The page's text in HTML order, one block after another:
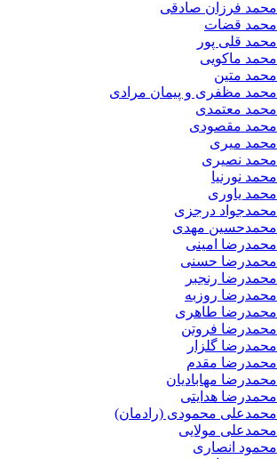
محمد فرزان صادقی
محمد قضات
محمد قلی پور
محمد ماکویی
محمد متین
محمد مظفری و پیمان مرادی
محمد معتمدی
محمد مقصودی
محمد میری
محمد نصیری
محمد نورنیا
محمد یاوری
محمدجواد درجزی
محمدحسین مهدی
محمدرضا امینی
محمدرضا حسنی
محمدرضا رنجبر
محمدرضا روزبه
محمدرضا طاهری
محمدرضا فروتن
محمدرضا گلزار
محمدرضا مقدم
محمدرضا مهابادیان
محمدرضا هدایتی
محمدعلی محمودی (رادمان)
محمدعلی مولایی
محمود انصاری